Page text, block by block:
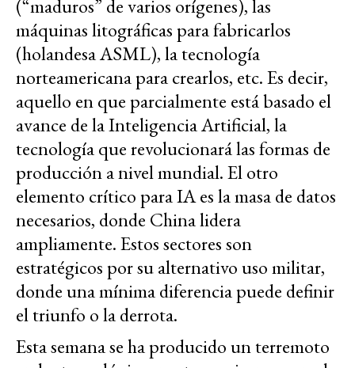
(“maduros” de varios orígenes), las
máquinas litográficas para fabricarlos
(holandesa ASML), la tecnología
norteamericana para crearlos, etc. Es decir,
aquello en que parcialmente está basado el
avance de la Inteligencia Artificial, la
tecnología que revolucionará las formas de
producción a nivel mundial. El otro
elemento crítico para IA es la masa de datos
necesarios, donde China lidera
ampliamente. Estos sectores son
estratégicos por su alternativo uso militar,
donde una mínima diferencia puede definir
el triunfo o la derrota.
Esta semana se ha producido un terremoto